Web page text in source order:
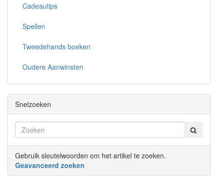
Cadeautips
Spellen
Tweedehands boeken
Oudere Aanwinsten
Snelzoeken
Gebruik sleutelwoorden om het artikel te zoeken.
Geavanceerd zoeken